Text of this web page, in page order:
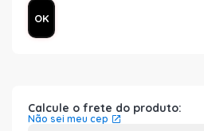
Calcule o frete do produto:
Não sei meu cep